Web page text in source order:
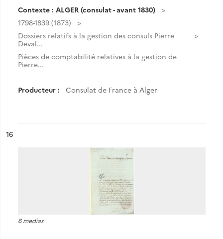
Contexte : ALGER (consulat - avant 1830)
1798-1839 (1873)
Dossiers relatifs à la gestion des consuls Pierre
Deval...
Pièces de comptabilité relatives à la gestion de
Pierre...
Producteur : Consulat de France à Alger
n°
16
6 medias